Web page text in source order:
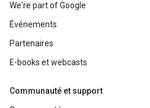
We're part of Google
Événements
Partenaires
E-books et webcasts
Communauté et support